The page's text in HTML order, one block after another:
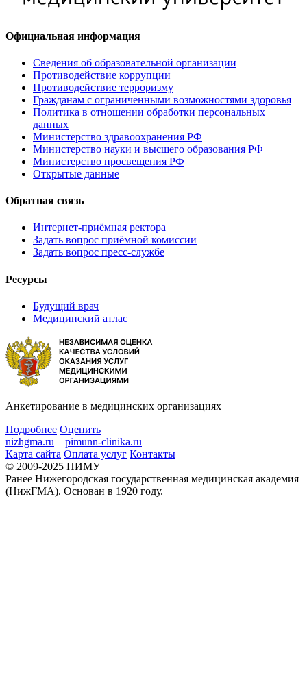
Официальная информация
Сведения об образовательной организации
Противодействие коррупции
Противодействие терроризму
Гражданам с ограниченными возможностями здоровья
Политика в отношении обработки персональных
данных
Министерство здравоохранения РФ
Министерство науки и высшего образования РФ
Министерство просвещения РФ
Открытые данные
Обратная связь
Интернет-приёмная ректора
Задать вопрос приёмной комиссии
Задать вопрос пресс-службе
Ресурсы
Будущий врач
Медицинский атлас
Анкетирование в медицинских организациях
Подробнее Оценить
nizhgma.ru
pimunn-clinika.ru
Карта сайта Оплата услуг Контакты
© 2009-2025 ПИМУ
Ранее Нижегородская государственная медицинская академия
(НижГМА). Основан в 1920 году.